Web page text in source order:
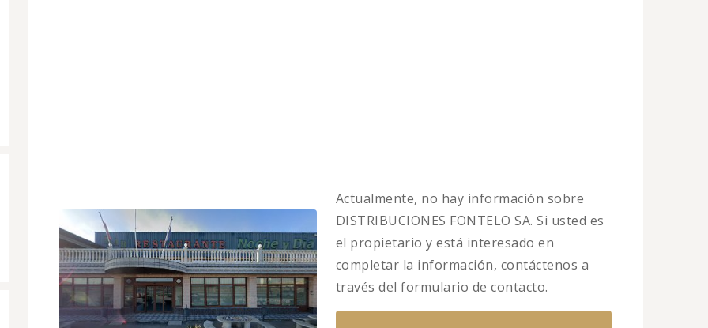
Actualmente, no hay información sobre
DISTRIBUCIONES FONTELO SA. Si usted es
el propietario y está interesado en
completar la información, contáctenos a
través del formulario de contacto.